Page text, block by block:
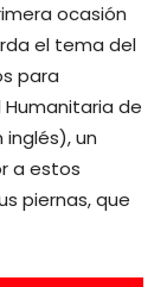
ocasión
el tema del
para
de
inglés), un
a estos
piernas, que